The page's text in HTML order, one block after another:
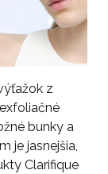
z
bunky a
je jasnejšia,
Clarifique